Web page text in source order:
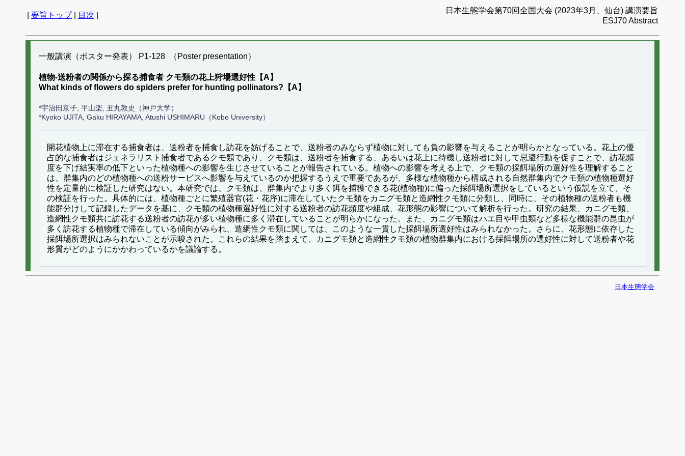
要旨トップ| 目次
日本生態学会第70回全国大会 (2023年3月、仙台) 講演要旨
ESJ70 Abstract
一般講演（ポスター発表） P1-128 （Poster presentation）
植物-送粉者の関係から探る捕食者 クモ類の花上狩場選好性【A】
What kinds of flowers do spiders prefer for hunting pollinators?【A】
*宇治田京子, 平山楽, 丑丸敦史（神戸大学）
*Kyoko UJITA, Gaku HIRAYAMA, Atushi USHIMARU（Kobe University）
開花植物上に滞在する捕食者は、送粉者を捕食し訪花を妨げることで、送粉者のみならず植物に対しても負の影響を与えることが明らかとなっている。花上の優
占的な捕食者はジェネラリスト捕食者であるクモ類であり、クモ類は、送粉者を捕食する、あるいは花上に待機し送粉者に対して忌避行動を促すことで、訪花頻
度を下げ結実率の低下といった植物種への影響を生じさせていることが報告されている。植物への影響を考える上で、クモ類の採餌場所の選好性を理解すること
は、群集内のどの植物種への送粉サービスへ影響を与えているのか把握するうえで重要であるが、多様な植物種から構成される自然群集内でクモ類の植物種選好
性を定量的に検証した研究はない。本研究では、クモ類は、群集内でより多く餌を捕獲できる花(植物種)に偏った採餌場所選択をしているという仮説を立て、そ
の検証を行った。具体的には、植物種ごとに繁殖器官(花・花序)に滞在していたクモ類をカニグモ類と造網性クモ類に分類し、同時に、その植物種の送粉者も機
能群分けして記録したデータを基に、クモ類の植物種選好性に対する送粉者の訪花頻度や組成、花形態の影響について解析を行った。研究の結果、カニグモ類、
造網性クモ類共に訪花する送粉者の訪花が多い植物種に多く滞在していることが明らかになった。また、カニグモ類はハエ目や甲虫類など多様な機能群の昆虫が
多く訪花する植物種で滞在している傾向がみられ、造網性クモ類に関しては、このような一貫した採餌場所選好性はみられなかった。さらに、花形態に依存した
採餌場所選択はみられないことが示唆された。これらの結果を踏まえて、カニグモ類と造網性クモ類の植物群集内における採餌場所の選好性に対して送粉者や花
形質がどのようにかかわっているかを議論する。
日本生態学会